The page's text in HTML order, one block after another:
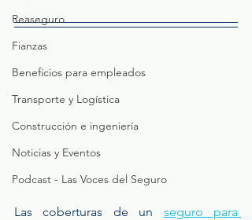
Reaseguro
Fianzas
Beneficios para empleados
Transporte y Logística
Construcción e ingeniería
Noticias y Eventos
Podcast - Las Voces del Seguro
Las coberturas de un seguro para